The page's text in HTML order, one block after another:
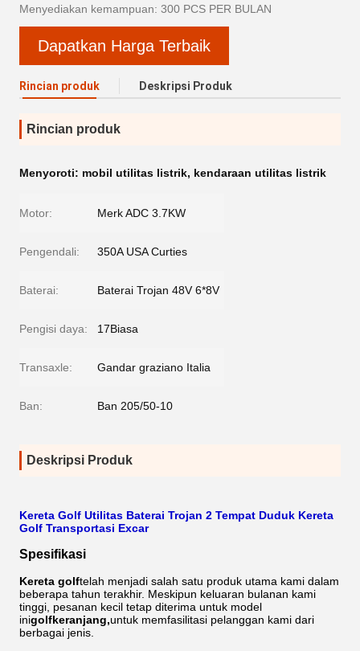
Menyediakan kemampuan: 300 PCS PER BULAN
Dapatkan Harga Terbaik
Rincian produk Deskripsi Produk
Rincian produk
Menyoroti: mobil utilitas listrik, kendaraan utilitas listrik
Motor: Merk ADC 3.7KW
Pengendali: 350A USA Curties
Baterai: Baterai Trojan 48V 6*8V
Pengisi daya: 17Biasa
Transaxle: Gandar graziano Italia
Ban: Ban 205/50-10
Deskripsi Produk
Kereta Golf Utilitas Baterai Trojan 2 Tempat Duduk Kereta
Golf Transportasi Excar
Spesifikasi
Kereta golftelah menjadi salah satu produk utama kami dalam
beberapa tahun terakhir. Meskipun keluaran bulanan kami
tinggi, pesanan kecil tetap diterima untuk model
inigolfkeranjang,untuk memfasilitasi pelanggan kami dari
berbagai jenis.